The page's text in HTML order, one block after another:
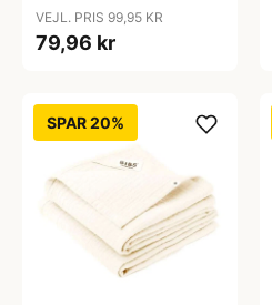
VEJL. PRIS 99,95 KR
79,96 kr
SPAR 20%